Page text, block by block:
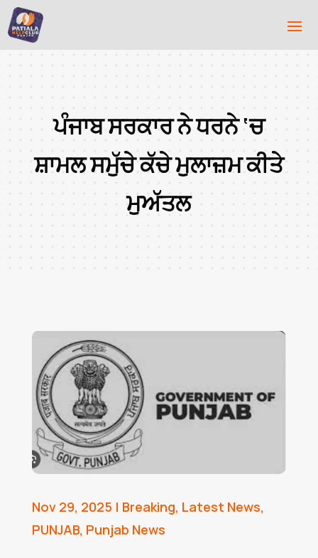
ਪੰਜਾਬ ਸਰਕਾਰ ਨੇ ਧਰਨੇ ‘ਚ
ਸ਼ਾਮਲ ਸਮੁੱਚੇ ਕੱਚੇ ਮੁਲਾਜ਼ਮ ਕੀਤੇ
ਮੁਅੱਤਲ
Nov 29, 2025 | Breaking, Latest News,
PUNJAB, Punjab News